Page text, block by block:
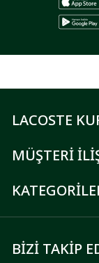
LACOSTE
MÜŞTERİ
BİZİ TAKİP